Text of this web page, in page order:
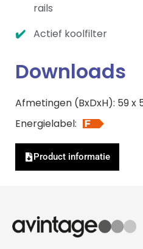
rails
Actief koolfilter
Downloads
Afmetingen (BxDxH): 59 x
Energielabel:
Product informatie